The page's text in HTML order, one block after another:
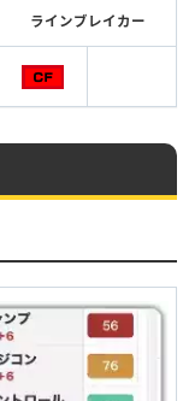
ラインブレイカー